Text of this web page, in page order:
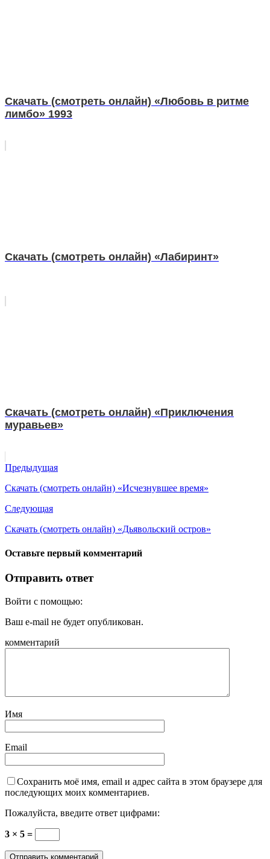
Скачать (смотреть онлайн) «Любовь в ритме
лимбо» 1993
Скачать (смотреть онлайн) «Лабиринт»
Скачать (смотреть онлайн) «Приключения
муравьев»
Предыдущая
Скачать (смотреть онлайн) «Исчезнувшее время»
Следующая
Скачать (смотреть онлайн) «Дьявольский остров»
Оставьте первый комментарий
Отправить ответ
Войти с помощью:
Ваш e-mail не будет опубликован.
комментарий
Имя
Email
Сохранить моё имя, email и адрес сайта в этом браузере для
последующих моих комментариев.
Пожалуйста, введите ответ цифрами:
3 × 5 =